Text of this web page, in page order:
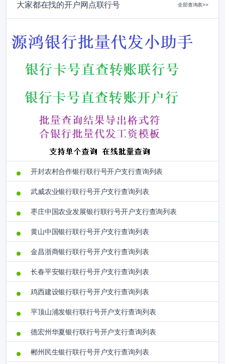
大家都在找的开户网点联行号 全部查询表>>
开封农村合作银行联行号开户支行查询列表
武威农业银行联行号开户支行查询列表
枣庄中国农业发展银行联行号开户支行查询列表
黄山中国银行联行号开户支行查询列表
金昌浙商银行联行号开户支行查询列表
长春平安银行联行号开户支行查询列表
鸡西建设银行联行号开户支行查询列表
平顶山浦发银行联行号开户支行查询列表
德宏州华夏银行联行号开户支行查询列表
郴州民生银行联行号开户支行查询列表